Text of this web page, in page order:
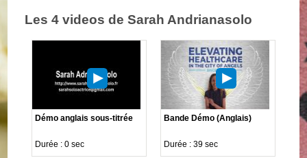
Les 4 videos de Sarah Andrianasolo
Démo anglais sous-titrée
Durée : 0 sec
Bande Démo (Anglais)
Durée : 39 sec